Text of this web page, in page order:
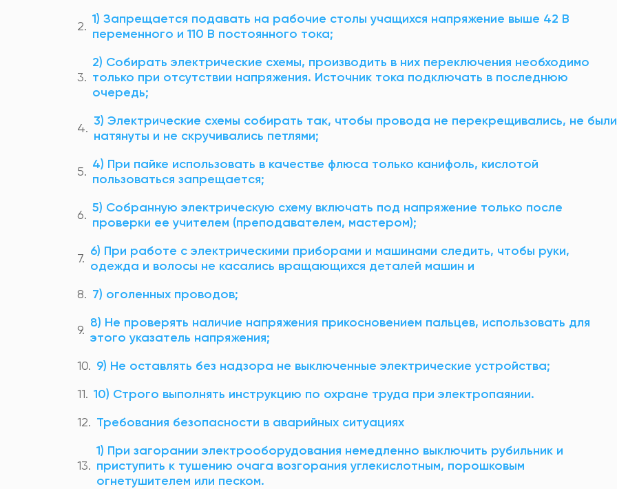
1) Запрещается подавать на рабочие столы учащихся напряжение выше 42 В
переменного и 110 В постоянного тока;
2) Собирать электрические схемы, производить в них переключения необходимо
только при отсутствии напряжения. Источник тока подключать в последнюю
очередь;
3) Электрические схемы собирать так, чтобы провода не перекрещивались, не были
натянуты и не скручивались петлями;
4) При пайке использовать в качестве флюса только канифоль, кислотой
пользоваться запрещается;
5) Собранную электрическую схему включать под напряжение только после
проверки ее учителем (преподавателем, мастером);
6) При работе с электрическими приборами и машинами следить, чтобы руки,
одежда и волосы не касались вращающихся деталей машин и
7) оголенных проводов;
8) Не проверять наличие напряжения прикосновением пальцев, использовать для
этого указатель напряжения;
9) Не оставлять без надзора не выключенные электрические устройства;
10) Строго выполнять инструкцию по охране труда при электропаянии.
Требования безопасности в аварийных ситуациях
1) При загорании электрооборудования немедленно выключить рубильник и
приступить к тушению очага возгорания углекислотным, порошковым
огнетушителем или песком.